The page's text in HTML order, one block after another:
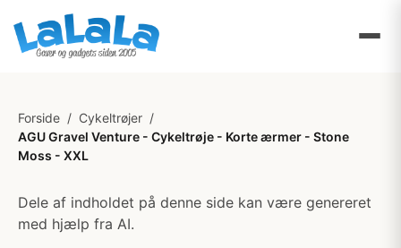
Forside / Cykeltrøjer /
AGU Gravel Venture - Cykeltrøje - Korte ærmer - Stone
Moss - XXL
Dele af indholdet på denne side kan være genereret
med hjælp fra AI.